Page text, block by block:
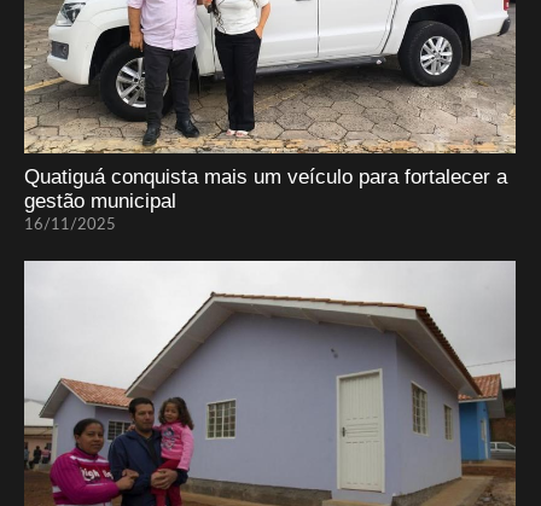
Quatiguá conquista mais um veículo para fortalecer a
gestão municipal
16/11/2025